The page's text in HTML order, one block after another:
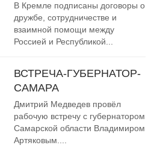
В Кремле подписаны договоры о
дружбе, сотрудничестве и
взаимной помощи между
Россией и Республикой...
ВСТРЕЧА-ГУБЕРНАТОР-
САМАРА
Дмитрий Медведев провёл
рабочую встречу с губернатором
Самарской области Владимиром
Артяковым....